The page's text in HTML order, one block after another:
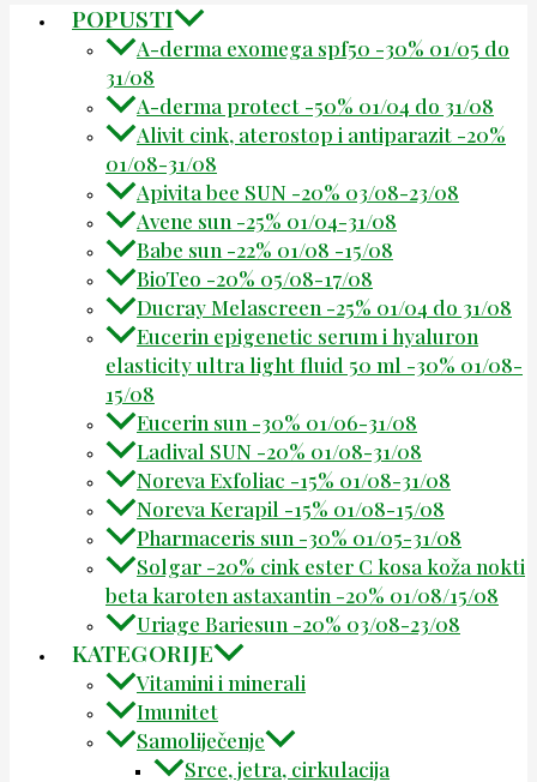
POPUSTI
A-derma exomega spf50 -30% 01/05 do
31/08
A-derma protect -50% 01/04 do 31/08
Alivit cink, aterostop i antiparazit -20%
01/08-31/08
Apivita bee SUN -20% 03/08-23/08
Avene sun -25% 01/04-31/08
Babe sun -22% 01/08 -15/08
BioTeo -20% 05/08-17/08
Ducray Melascreen -25% 01/04 do 31/08
Eucerin epigenetic serum i hyaluron
elasticity ultra light fluid 50 ml -30% 01/08-
15/08
Eucerin sun -30% 01/06-31/08
Ladival SUN -20% 01/08-31/08
Noreva Exfoliac -15% 01/08-31/08
Noreva Kerapil -15% 01/08-15/08
Pharmaceris sun -30% 01/05-31/08
Solgar -20% cink ester C kosa koža nokti
beta karoten astaxantin -20% 01/08/15/08
Uriage Bariesun -20% 03/08-23/08
KATEGORIJE
Vitamini i minerali
Imunitet
Samoliječenje
Srce, jetra, cirkulacija